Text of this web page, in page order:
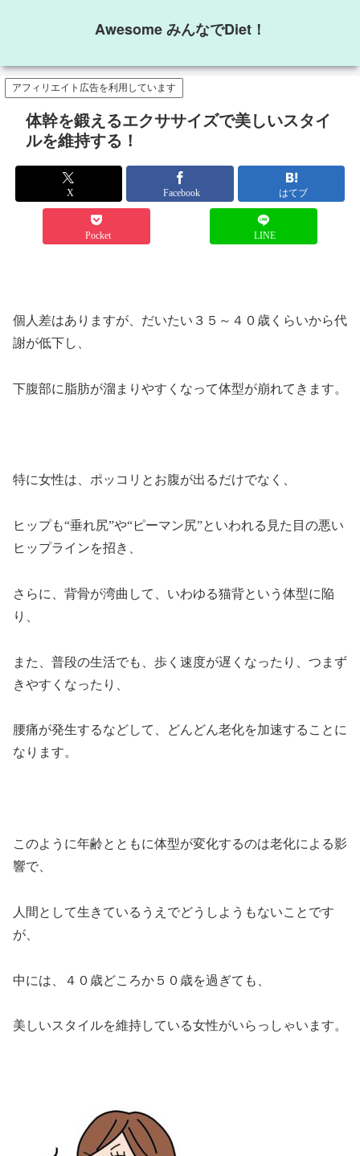
Awesome みんなでDiet！
アフィリエイト広告を利用しています
体幹を鍛えるエクササイズで美しいスタイ
ルを維持する！
X Facebook はてブ
Pocket LINE
個人差はありますが、だいたい３５～４０歳くらいから代
謝が低下し、
下腹部に脂肪が溜まりやすくなって体型が崩れてきます。
特に女性は、ポッコリとお腹が出るだけでなく、
ヒップも“垂れ尻”や“ピーマン尻”といわれる見た目の悪い
ヒップラインを招き、
さらに、背骨が湾曲して、いわゆる猫背という体型に陥
り、
また、普段の生活でも、歩く速度が遅くなったり、つまず
きやすくなったり、
腰痛が発生するなどして、どんどん老化を加速することに
なります。
このように年齢とともに体型が変化するのは老化による影
響で、
人間として生きているうえでどうしようもないことです
が、
中には、４０歳どころか５０歳を過ぎても、
美しいスタイルを維持している女性がいらっしゃいます。